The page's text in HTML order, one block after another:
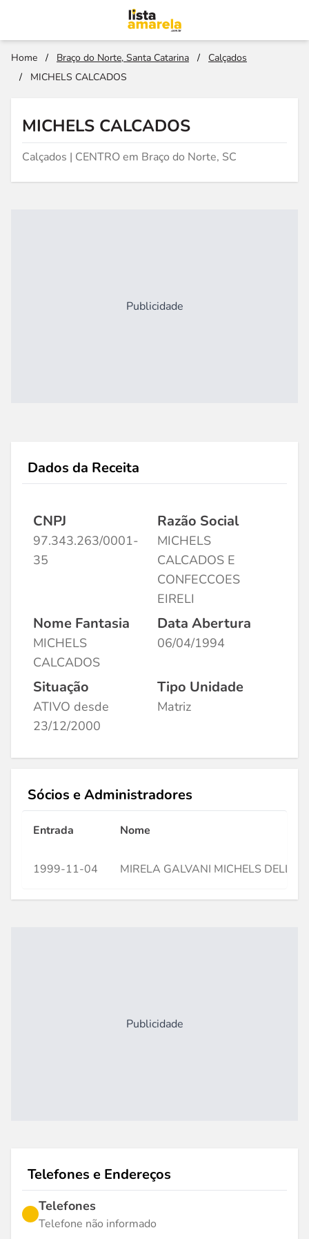
Home / Braço do Norte, Santa Catarina /
Calçados
/
MICHELS CALCADOS
MICHELS CALCADOS
Calçados | CENTRO em Braço do Norte, SC
Publicidade
Dados da Receita
CNPJ
97.343.263/0001-
35
Razão Social
MICHELS
CALCADOS E
CONFECCOES
EIRELI
Nome Fantasia
MICHELS
CALCADOS
Data Abertura
06/04/1994
Situação
ATIVO desde
23/12/2000
Tipo Unidade
Matriz
Sócios e Administradores
Entrada Nome
1999-11-04 MIRELA GALVANI MICHELS DELLA
Publicidade
Telefones e Endereços
Telefones
Telefone não informado